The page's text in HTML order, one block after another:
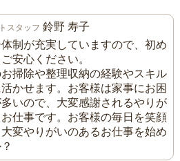
スタッフ 鈴野 寿子
制が充実していますので、初め
安心ください。
掃除や整理収納の経験やスキル
かせます。お客様は家事にお困
多いので、大変感謝されるやりが
仕事です。お客様の毎日を笑顔
変やりがいのあるお仕事を始め